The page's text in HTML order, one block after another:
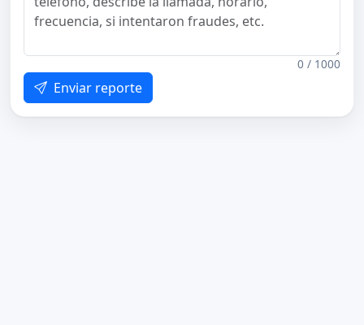
0 / 1000
Enviar reporte